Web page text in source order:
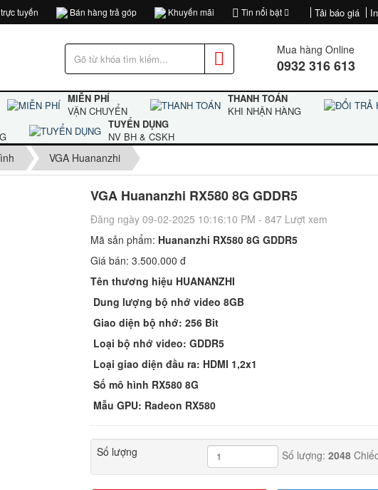
tuyến Bán hàng trả góp Khuyến mãi Tin nổi bật Tải báo giá
Mua hàng Online
0932 316 613
MIỄN PHÍ
VẬN CHUYỂN
THANH TOÁN
KHI NHẬN HÀNG
TUYỂN DỤNG
NV BH & CSKH
VGA Huananzhi
VGA Huananzhi RX580 8G GDDR5
Đăng ngày 09-02-2025 10:16:10 PM - 847 Lượt xem
Mã sản phẩm: Huananzhi RX580 8G GDDR5
Giá bán: 3.500.000 đ
Tên thương hiệu HUANANZHI
Dung lượng bộ nhớ video 8GB
Giao diện bộ nhớ: 256 Bit
Loại bộ nhớ video: GDDR5
Loại giao diện đầu ra: HDMI 1,2x1
Số mô hình RX580 8G
Mẫu GPU: Radeon RX580
Số lượng Số lượng:2048